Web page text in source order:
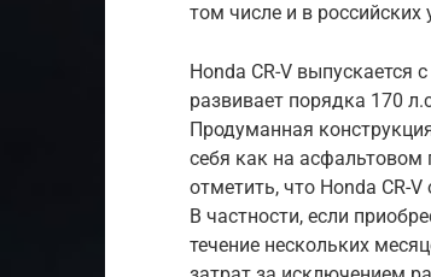
том числе и в российских
Honda CR-V
развивает порядка 170
Продуманная
себя как на асфальтовом
отметить, что Honda CR-
В частности, если
течение нескольких